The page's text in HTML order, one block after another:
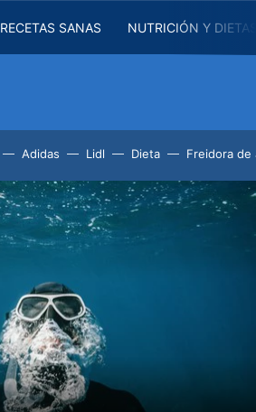
RECETAS SANAS NUTRICIÓN Y
Adidas Lidl Dieta Freidora de